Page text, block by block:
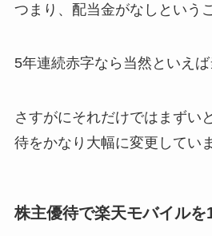
つまり、配当金がなしという
5年連続赤字なら当然といえば
さすがにそれだけではまずい
待をかなり大幅に変更してい
株主優待で楽天モバイルを